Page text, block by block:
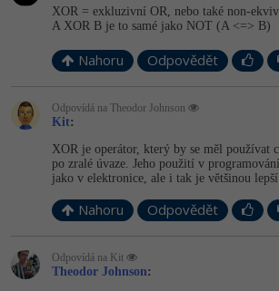
Elektronický podpis
Fórum
XOR = exkluzivní OR, nebo také non-
A XOR B je to samé jako NOT (A <=> B)
Nahoru Odpovědět
Odpovídá na Theodor Johnson
Kit:
XOR je operátor, který by se měl používat
po zralé úvaze. Jeho použití v
jako v elektronice, ale i tak je většinou
Nahoru Odpovědět
Odpovídá na Kit
Theodor Johnson: